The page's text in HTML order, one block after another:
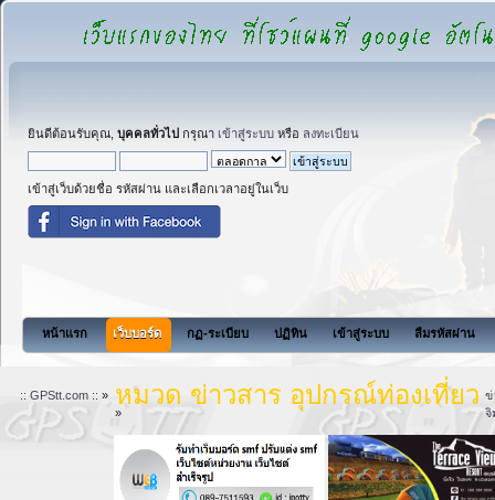
ยินดีต้อนรับคุณ, บุคคลทั่วไป กรุณา เข้าสู่ระบบ หรือ ลงทะเบียน
เข้าสู่เว็บด้วยชื่อ รหัสผ่าน และเลือกเวลาอยู่ในเว็บ
หน้าแรก เว็บบอร์ด กฏ-ระเบียบ ปฏิทิน เข้าสู่ระบบ ลืมรหัสผ่าน
:: GPStt.com :: » หมวด ข่าวสาร อุปกรณ์ท่องเที่ยว
»
ข่
จิ